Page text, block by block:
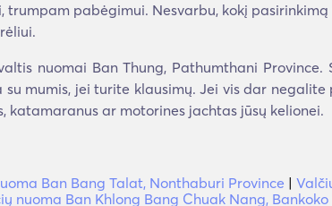
pabėgimui. Nesvarbu, kokį
nuomai Ban Thung, Pathumthani
mumis, jei turite klausimų. Jei vis dar
katamaranus ar motorines jachtas jūsų kelionei.
Ban Bang Talat, Nonthaburi Province |
nuoma Ban Khlong Bang Chuak Nang,